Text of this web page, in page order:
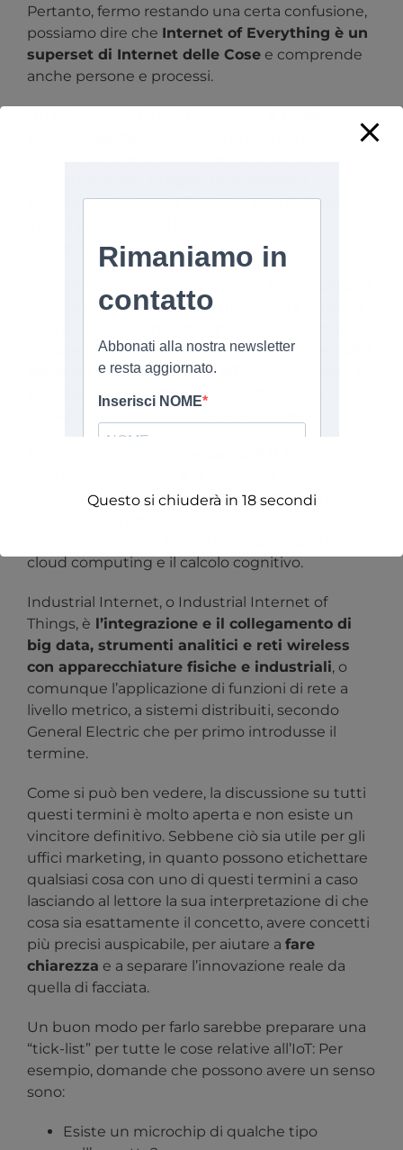
Pertanto, fermo restando una certa confusione,
possiamo dire che Internet of Everything è un
superset di Internet delle Cose e comprende
anche persone e processi.
controllano i processi fisici, con loop di feedback
collegamento di oggetti e macchine a Internet
e processo fisico. Possiamo quindi definire i
come un sottoinsieme di IoT
può essere dispositivi che potrebbero non avere
dell’automazione e dello scambio di dati nelle
cloud computing e il calcolo cognitivo.
Industrial Internet, o Industrial Internet of
Things, è l’integrazione e il collegamento di
big data, strumenti analitici e reti wireless
con apparecchiature fisiche e industriali, o
comunque l’applicazione di funzioni di rete a
livello metrico, a sistemi distribuiti, secondo
General Electric che per primo introdusse il
termine.
Come si può ben vedere, la discussione su tutti
questi termini è molto aperta e non esiste un
vincitore definitivo. Sebbene ciò sia utile per gli
uffici marketing, in quanto possono etichettare
qualsiasi cosa con uno di questi termini a caso
lasciando al lettore la sua interpretazione di che
cosa sia esattamente il concetto, avere concetti
più precisi auspicabile, per aiutare a fare
chiarezza e a separare l’innovazione reale da
quella di facciata.
Un buon modo per farlo sarebbe preparare una
“tick-list” per tutte le cose relative all’IoT: Per
esempio, domande che possono avere un senso
sono:
Esiste un microchip di qualche tipo
Questo si chiuderà in 18secondi